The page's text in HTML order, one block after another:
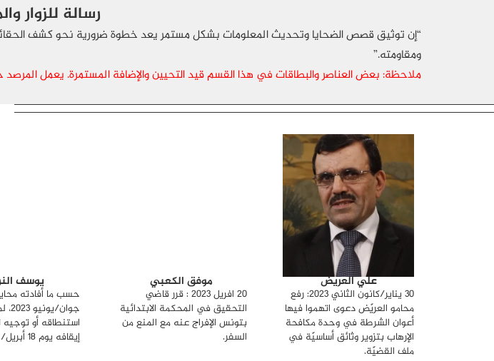
رسالة للزوار
“إن توثيق قصص الضحايا وتحديث المعلومات بشكل مستمر يعد خطوة ضرورية نحو كشف الحقائق
ومقاومته.”
ملاحظة: بعض العناصر والبطاقات في هذا القسم قيد التحيين والإضافة المستمرة. يعمل المرصد
علي العريض
30 يناير/كانون الثاني 2023: رفع
محامو العريّض دعوى اتهموا فيها
أعوان الشرطة في وحدة مكافحة
الإرهاب بتزوير وثائق أساسيّة في
ملف القضيّة.
موفق الكعبي
20 افريل 2023 : قرر قاضي
التحقيق في المحكمة الابتدائية
بتونس الإفراج عنه مع المنع من
السفر.
يوسف
حسب ما أفادته
جوان/
استنطاقه أو
إيقافه يوم 18 أبريل/ نيسان.